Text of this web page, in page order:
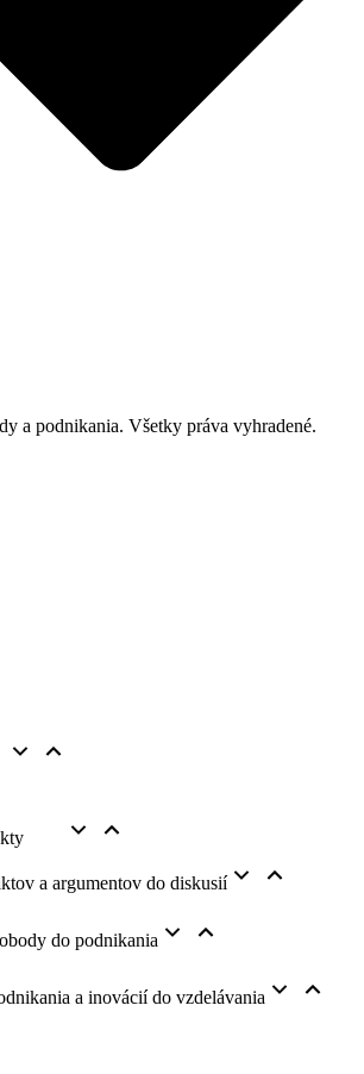
a podnikania. Všetky práva vyhradené.
a argumentov do diskusií
do podnikania
a inovácií do vzdelávania